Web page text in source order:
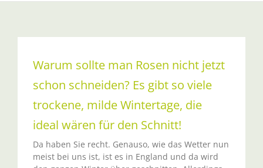
Warum sollte man Rosen nicht jetzt
schon schneiden? Es gibt so viele
trockene, milde Wintertage, die
ideal wären für den Schnitt!
Da haben Sie recht. Genauso, wie das Wetter nun
meist bei uns ist, ist es in England und da wird